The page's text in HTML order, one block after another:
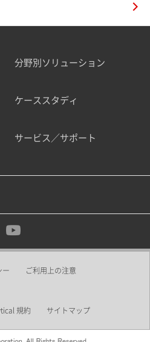
分野別ソリューション
ケーススタディ
サービス／サポート
ー ご利用上の注意
規約 サイトマップ